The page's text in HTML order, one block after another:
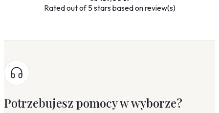
Ratedout of 5 stars based onreview(s)
Potrzebujesz pomocy w wyborze?